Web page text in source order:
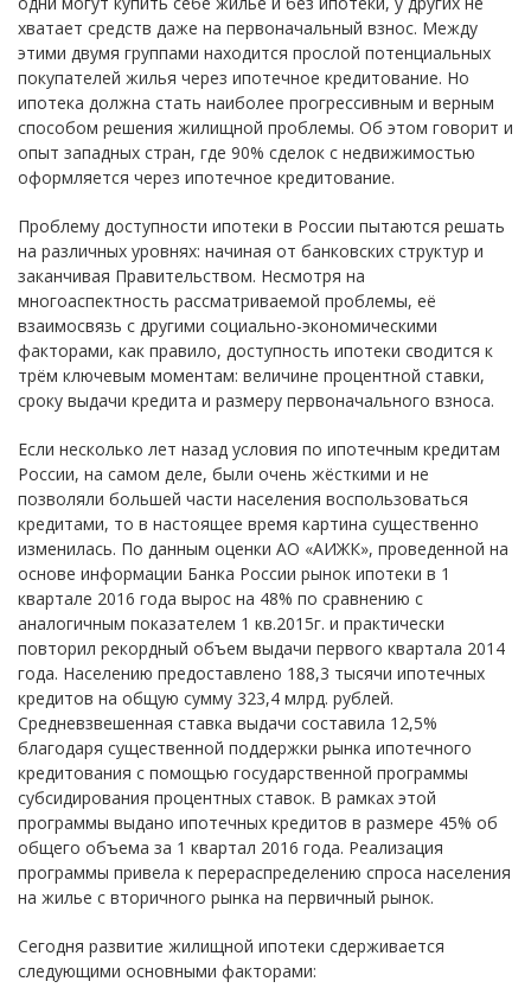
хватает средств даже на первоначальный взнос. Между
этими двумя группами находится прослой потенциальных
покупателей жилья через ипотечное кредитование. Но
ипотека должна стать наиболее прогрессивным и верным
способом решения жилищной проблемы. Об этом говорит и
опыт западных стран, где 90% сделок с недвижимостью
оформляется через ипотечное кредитование.
Проблему доступности ипотеки в России пытаются решать
на различных уровнях: начиная от банковских структур и
заканчивая Правительством. Несмотря на
многоаспектность рассматриваемой проблемы, её
взаимосвязь с другими социально-экономическими
факторами, как правило, доступность ипотеки сводится к
трём ключевым моментам: величине процентной ставки,
сроку выдачи кредита и размеру первоначального взноса.
Если несколько лет назад условия по ипотечным кредитам
России, на самом деле, были очень жёсткими и не
позволяли большей части населения воспользоваться
кредитами, то в настоящее время картина существенно
изменилась. По данным оценки АО «АИЖК», проведенной на
основе информации Банка России рынок ипотеки в 1
квартале 2016 года вырос на 48% по сравнению с
аналогичным показателем 1 кв.2015г. и практически
повторил рекордный объем выдачи первого квартала 2014
года. Населению предоставлено 188,3 тысячи ипотечных
кредитов на общую сумму 323,4 млрд. рублей.
Средневзвешенная ставка выдачи составила 12,5%
благодаря существенной поддержки рынка ипотечного
кредитования с помощью государственной программы
субсидирования процентных ставок. В рамках этой
программы выдано ипотечных кредитов в размере 45% об
общего объема за 1 квартал 2016 года. Реализация
программы привела к перераспределению спроса населения
на жилье с вторичного рынка на первичный рынок.
Сегодня развитие жилищной ипотеки сдерживается
следующими основными факторами: